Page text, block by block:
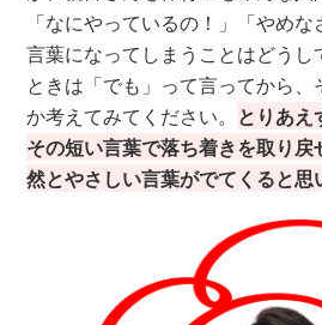
「なにやっているの！」「やめ
言葉になってしまうことはどう
ときは「でも」って言ってから、
か考えてみてください。 とりあえ
その短い言葉で落ち着きを取り戻
然とやさしい言葉がでてくると思